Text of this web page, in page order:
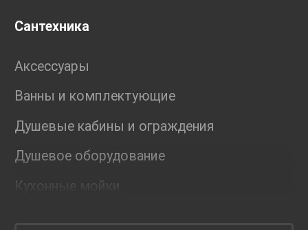
Сантехника
Аксессуары
Ванны и комплектующие
Душевые кабины и ограждения
Душевое оборудование
Кухонные мойки